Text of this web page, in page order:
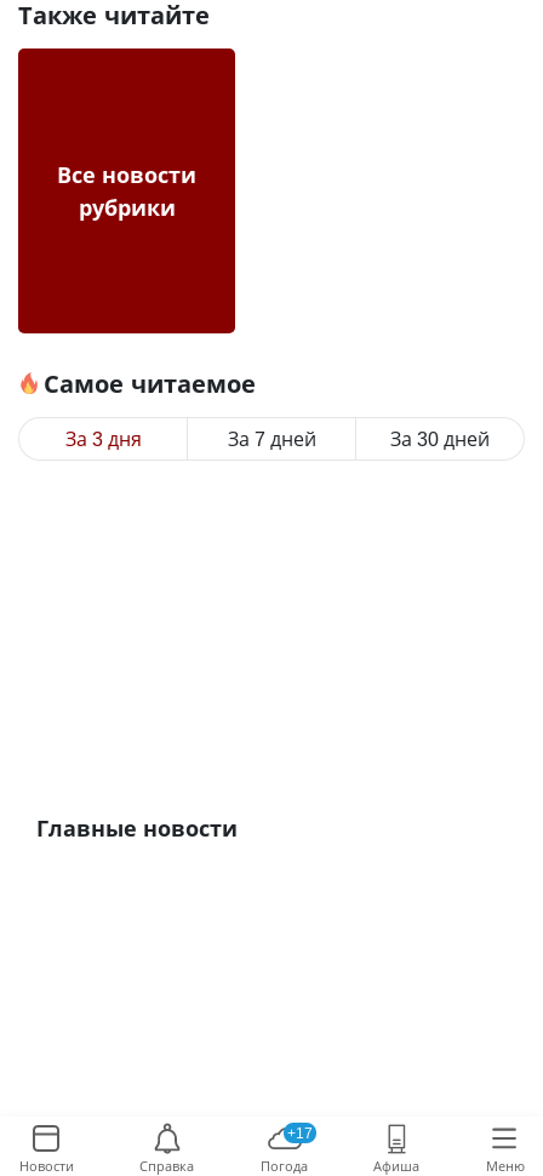
Также читайте
Все новости
рубрики
Самое читаемое
За 3 дня За 7 дней За 30 дней
Главные новости
Новости Справка
+17
Погода Афиша Меню